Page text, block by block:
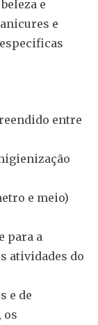
e
e
entre
e meio)
para a
atividades do
e de
os